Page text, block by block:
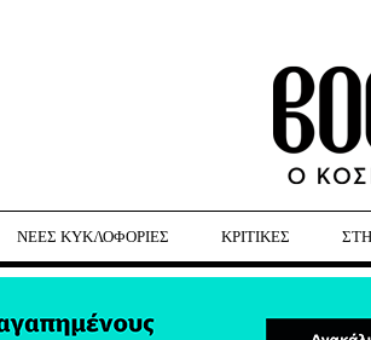
ΝΕΕΣ ΚΥΚΛΟΦΟΡΙΕΣ ΚΡΙΤΙΚΕΣ